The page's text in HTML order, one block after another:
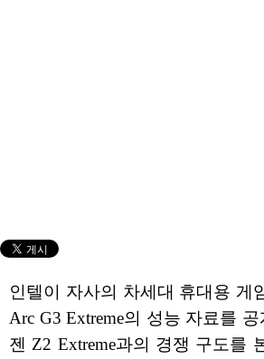
인텔이 자사의 차세대 휴대용 게
Arc G3 Extreme의 성능 자료를
젠 Z2 Extreme과의 경쟁 구도를